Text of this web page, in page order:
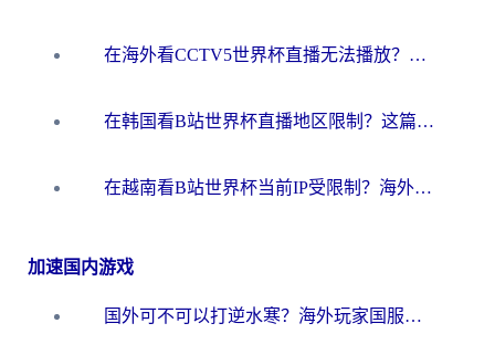
在海外看CCTV5世界杯直播无法播放？这篇指南让你和国内球迷同步呐喊
在韩国看B站世界杯直播地区限制？这篇指南让你告别“当前地区不可播放”
在越南看B站世界杯当前IP受限制？海外党体育观赛终极指南来了
加速国内游戏
国外可不可以打逆水寒？海外玩家国服畅玩终极指南（附漫威荒野乱斗加速方案）